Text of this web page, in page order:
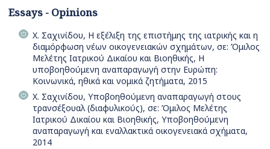
Essays - Opinions
Χ. Σαχινίδου, Η εξέλιξη της επιστήμης της ιατρικής και η
διαμόρφωση νέων οικογενειακών σχημάτων, σε: Όμιλος
Μελέτης Ιατρικού Δικαίου και Βιοηθικής, Η
υποβοηθούμενη αναπαραγωγή στην Ευρώπη:
Κοινωνικά, ηθικά και νομικά ζητήματα, 2015
Χ. Σαχινίδου, Υποβοηθούμενη αναπαραγωγή στους
τρανσέξουαλ (διαφυλικούς), σε: Όμιλος Μελέτης
Ιατρικού Δικαίου και Βιοηθικής, Υποβοηθούμενη
αναπαραγωγή και εναλλακτικά οικογενειακά σχήματα,
2014